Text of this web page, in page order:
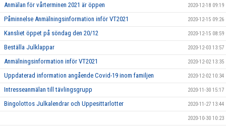
Anmälan för vårterminen 2021 är öppen 2020-12-18 09:19
Påminnelse Anmälningsinformation inför VT2021 2020-12-15 09:26
Kansliet öppet på söndag den 20/12 2020-12-15 08:59
Beställa Julklappar 2020-12-03 13:57
Anmälningsinformation inför VT2021 2020-12-02 13:35
Uppdaterad information angående Covid-19 inom familjen 2020-12-02 10:34
Intresseanmälan till tävlingsgrupp 2020-11-30 15:17
Bingolottos Julkalendrar och Uppesittarlotter 2020-11-27 13:44
2020-10-30 10:23